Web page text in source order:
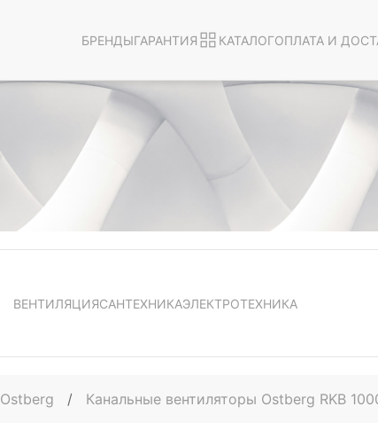
БРЕНДЫГАРАНТИЯ КАТАЛОГОПЛАТА И
ВЕНТИЛЯЦИЯСАНТЕХНИКАЭЛЕКТРОТЕХНИКА
Ostberg / Канальные вентиляторы Ostberg RKB